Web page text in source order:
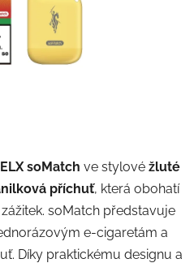
soMatch ve stylové žluté
příchuť, která obohatí
soMatch představuje
e-cigaretám a
Díky praktickému designu a